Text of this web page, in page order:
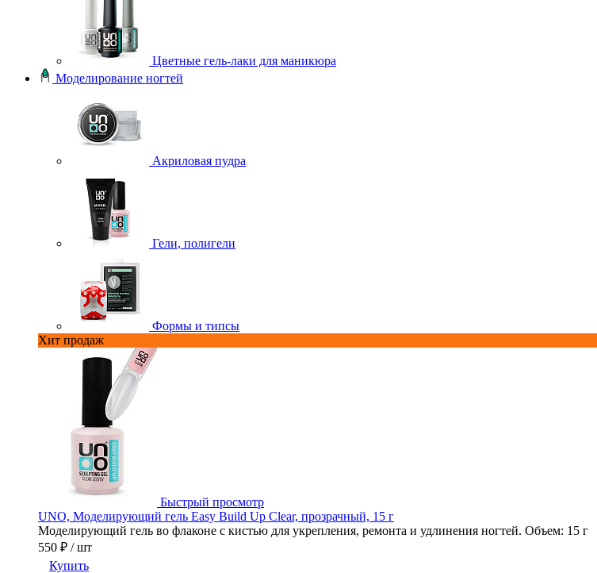
Цветные гель-лаки для маникюра
Моделирование ногтей
Акриловая пудра
Гели, полигели
Формы и типсы
Хит продаж
Быстрый просмотр
UNO, Моделирующий гель Easy Build Up Clear, прозрачный, 15 г
Моделирующий гель во флаконе с кистью для укрепления, ремонта и удлинения ногтей. Объем: 15 г
550 ₽ / шт
Купить